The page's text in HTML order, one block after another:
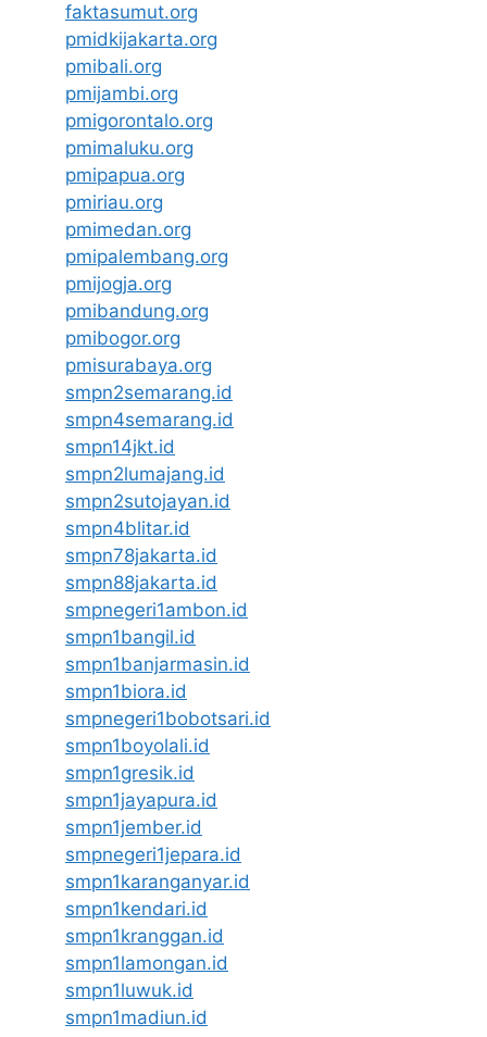
faktasumut.org
pmidkijakarta.org
pmibali.org
pmijambi.org
pmigorontalo.org
pmimaluku.org
pmipapua.org
pmiriau.org
pmimedan.org
pmipalembang.org
pmijogja.org
pmibandung.org
pmibogor.org
pmisurabaya.org
smpn2semarang.id
smpn4semarang.id
smpn14jkt.id
smpn2lumajang.id
smpn2sutojayan.id
smpn4blitar.id
smpn78jakarta.id
smpn88jakarta.id
smpnegeri1ambon.id
smpn1bangil.id
smpn1banjarmasin.id
smpn1biora.id
smpnegeri1bobotsari.id
smpn1boyolali.id
smpn1gresik.id
smpn1jayapura.id
smpn1jember.id
smpnegeri1jepara.id
smpn1karanganyar.id
smpn1kendari.id
smpn1kranggan.id
smpn1lamongan.id
smpn1luwuk.id
smpn1madiun.id